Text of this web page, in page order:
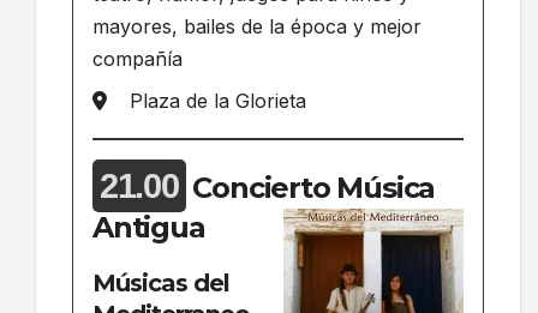
mayores, bailes de la época y mejor
compañía
Plaza de la Glorieta
21.00 Concierto Música
Antigua
Músicas del